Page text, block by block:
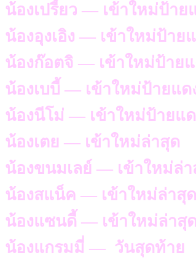
น้องเปรี้ยว — เข้าใหม่ป้าย
น้องอุงเอิง — เข้าใหม่ป้าย
น้องก๊อตจิ — เข้าใหม่ป้าย
น้องเบบี้ — เข้าใหม่ป้ายแด
น้องนีโม่ — เข้าใหม่ป้ายแ
น้องเตย — เข้าใหม่ล่าสุด
น้องขนมเลย์ — เข้าใหม่ล่า
น้องสแน็ค — เข้าใหม่ล่าสุด
น้องแซนดี้ — เข้าใหม่ล่าสุด
น้องแกรมมี่ — วันสุดท้าย